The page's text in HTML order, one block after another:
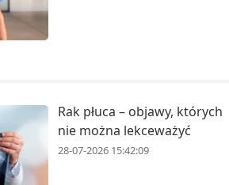
Rak płuca – objawy, których
nie można lekceważyć
28-07-2026 15:42:09